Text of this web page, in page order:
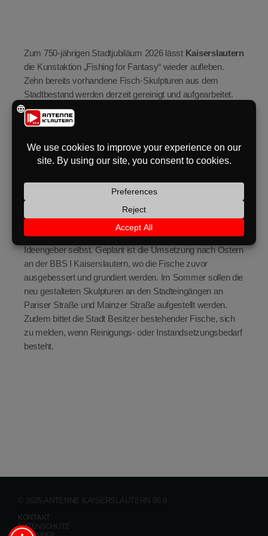
Zum 750-jährigen Stadtjubiläum 2026 lässt Kaiserslautern
die Kunstaktion „Fishing for Fantasy“ wieder aufleben.
Zehn bereits vorhandene Fisch-Skulpturen aus dem
Stadtbestand werden derzeit gereinigt und aufgearbeitet.
Zwei Fische sollen in den offiziellen Jubiläumsfarben
Peaks. Ein weiterer Fisch ist für ein Schulprojekt
vorgesehen. Die übrigen sieben Figuren werden über
Vorschläge können bis zum 31. März online eingereicht
werden. Im April entscheidet eine Online-Abstimmung,
welche Motive umgesetzt werden.
Die Gestaltung übernehmen die Ideengeberinnen und
Ideengeber selbst. Geplant ist die Umsetzung nach Ostern
an der BBS I Kaiserslautern, wo die Fische zuvor
ausgebessert und grundiert werden. Im Sommer sollen die
neu gestalteten Skulpturen an den Stadteingängen an
Pariser Straße und Mainzer Straße aufgestellt werden.
Zudem bittet die Stadt Besitzer bestehender Fische, sich
zu melden, wenn Reinigungs- oder Instandsetzungsbedarf
besteht.
© 2025 ANTENNE KAISERSLAUTERN 96.9
KONTAKT
DATENSCHUTZ